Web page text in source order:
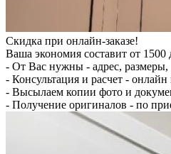
Скидка при онлайн-заказе!
Ваша экономия составит от 1500
- От Вас нужны - адрес,
- Консультация и расчет -
- Высылаем копии фото и
- Получение оригиналов - по